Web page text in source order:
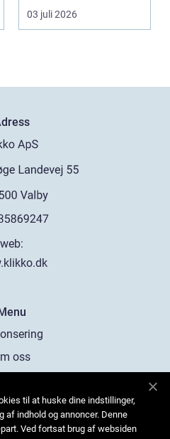
tekniska insta...
03 juli 2026
web:
oss
oss
til at huske dine indstillinger,
af indhold og annoncer. Denne
Ved fortsat brug af websiden